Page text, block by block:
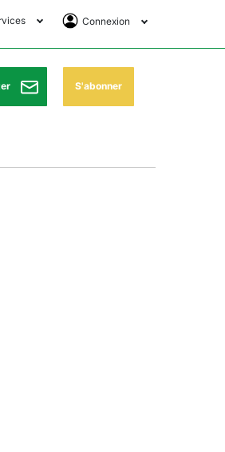
garde
Connexion
Se Connecter
AbonnementS'abonner